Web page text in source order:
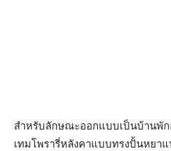
สำหรับลักษณะออกแบบเป็นบ้านพั
เทมโพรารี่หลังคาแบบทรงปั้นหยา